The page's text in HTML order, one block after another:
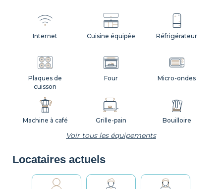
Internet Cuisine équipée
Vaisselle
Réfrigérateur
Ustensiles
Micro-ondes
Four
Plaques de
cuisson
Machine à café Bouilloire
Grille-pain
Voir tous les équipements
Locataires actuels